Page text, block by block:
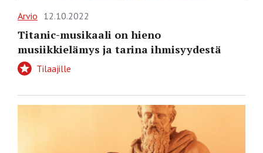
Arvio 12.10.2022
Titanic-musikaali on hieno
musiikkielämys ja tarina ihmisyydestä
Tilaajille